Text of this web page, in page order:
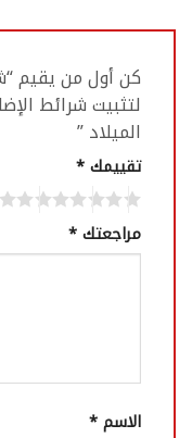
كن أول من يقيم
لتثبيت شرائط
الميلاد ‏”
تقييمك*
مراجعتك*
الاسم*